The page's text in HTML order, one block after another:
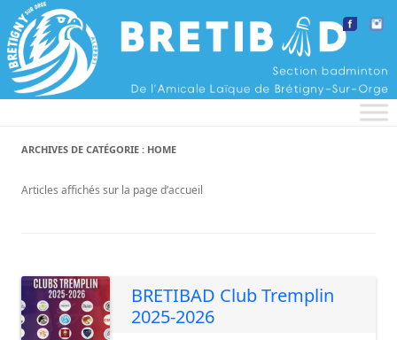
ARCHIVES DE CATÉGORIE : HOME
Articles affichés sur la page d’accueil
BRETIBAD Club Tremplin
2025-2026